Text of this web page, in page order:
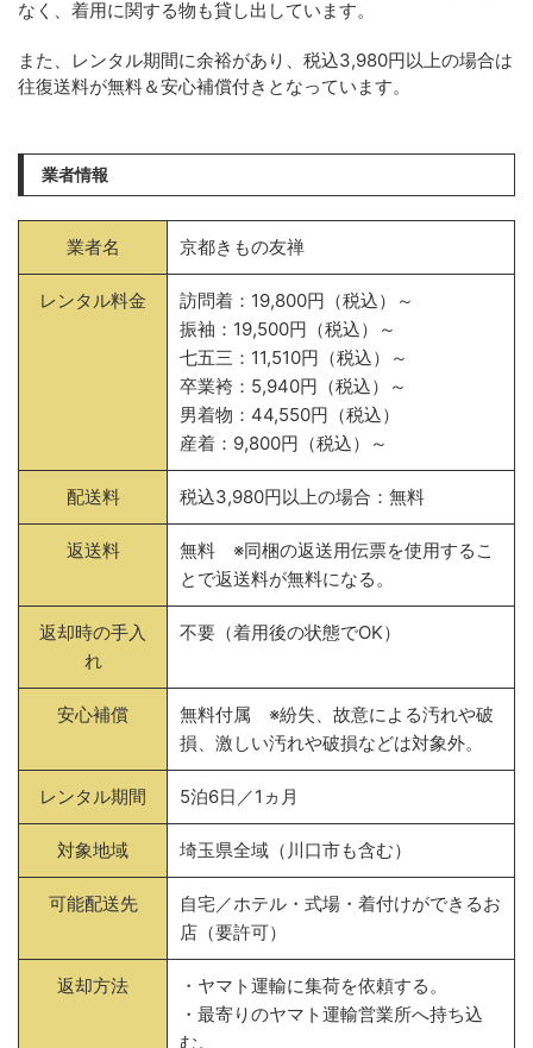
なく、着用に関する物も貸し出しています。
また、レンタル期間に余裕があり、税込3,980円以上の場合は
往復送料が無料＆安心補償付きとなっています。
業者情報
業者名 京都きもの友禅
レンタル料金
訪問着：19,800円（税込）～
振袖：19,500円（税込）～
七五三：11,510円（税込）～
卒業袴：5,940円（税込）～
男着物：44,550円（税込）
産着：9,800円（税込）～
配送料 税込3,980円以上の場合：無料
返送料
無料 ※同梱の返送用伝票を使用するこ
とで返送料が無料になる。
返却時の手入
れ
不要（着用後の状態でOK）
安心補償
無料付属 ※紛失、故意による汚れや破
損、激しい汚れや破損などは対象外。
レンタル期間 5泊6日／1ヵ月
対象地域 埼玉県全域（川口市も含む）
可能配送先
自宅／ホテル・式場・着付けができるお
店（要許可）
返却方法
・ヤマト運輸に集荷を依頼する。
・最寄りのヤマト運輸営業所へ持ち込
む。